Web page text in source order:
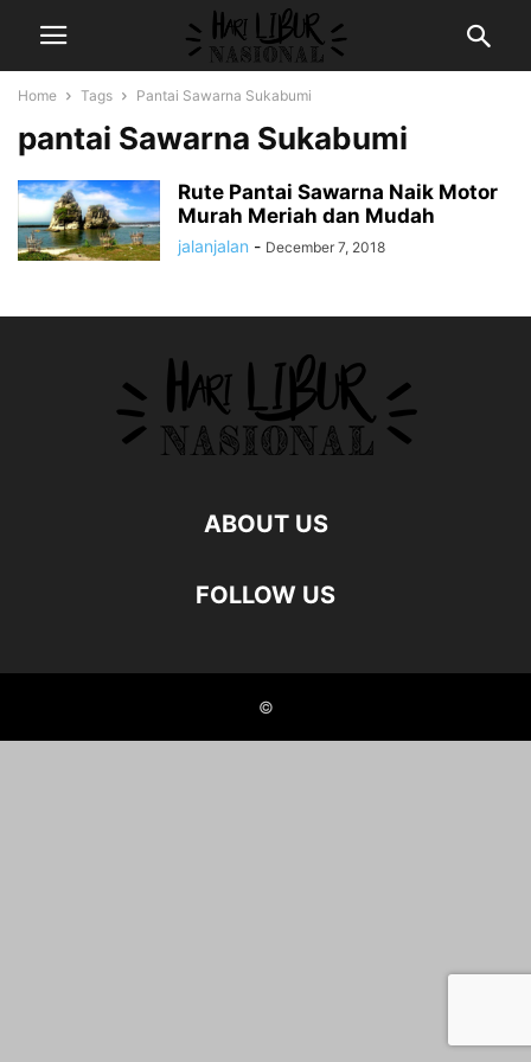
Home Tags Pantai Sawarna Sukabumi
pantai Sawarna Sukabumi
Rute Pantai Sawarna Naik Motor
Murah Meriah dan Mudah
jalanjalan - December 7, 2018
ABOUT US
FOLLOW US
©